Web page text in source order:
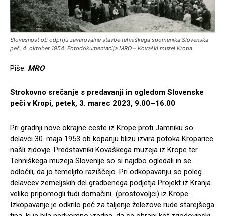
Slovesnost ob odprtju zavarovalne stavbe tehniškega spomenika Slovenska
peč, 4. oktober 1954. Fotodokumentacija MRO – Kovaški muzej Kropa
Piše: MRO
Strokovno srečanje s predavanji in ogledom Slovenske
peči v Kropi, petek, 3. marec 2023, 9.00–16.00
Pri gradnji nove okrajne ceste iz Krope proti Jamniku so
delavci 30. maja 1953 ob kopanju blizu izvira potoka Kroparice
našli zidovje. Predstavniki Kovaškega muzeja iz Krope ter
Tehniškega muzeja Slovenije so si najdbo ogledali in se
odločili, da jo temeljito raziščejo. Pri odkopavanju so poleg
delavcev zemeljskih del gradbenega podjetja Projekt iz Kranja
veliko pripomogli tudi domačini (prostovoljci) iz Krope.
Izkopavanje je odkrilo peč za taljenje železove rude starejšega